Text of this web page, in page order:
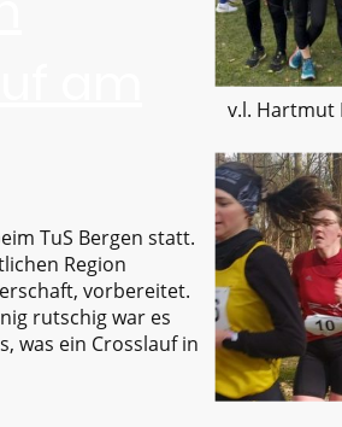
TuS Bergen statt.
Region
vorbereitet.
rutschig war es
was ein Crosslauf in